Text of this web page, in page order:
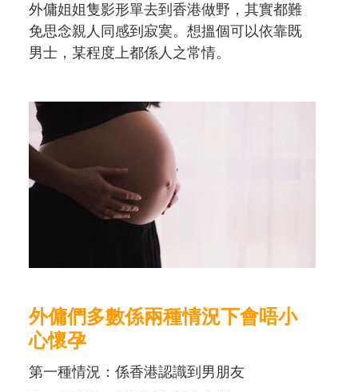
外傭姐姐隻影形單去到香港做野，其實都難
免思念親人同感到寂寞。想搵個可以依靠既
男士，某程度上都係人之常情。
外傭們多數係兩種情況下會唔小
心懷孕
第一種情況：係香港認識到男朋友